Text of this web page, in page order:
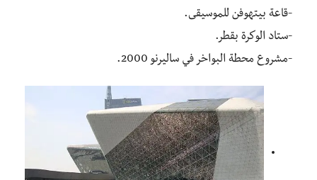
-قاعة بيتهوفن للموسيقى.
-ستاد الوكرة بقطر.
-مشروع محطة البواخر في ساليرنو 2000.